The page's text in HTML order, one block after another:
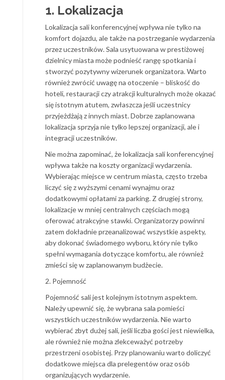
1. Lokalizacja
Lokalizacja sali konferencyjnej wpływa nie tylko na
komfort dojazdu, ale także na postrzeganie wydarzenia
przez uczestników. Sala usytuowana w prestiżowej
dzielnicy miasta może podnieść rangę spotkania i
stworzyć pozytywny wizerunek organizatora. Warto
również zwrócić uwagę na otoczenie – bliskość do
hoteli, restauracji czy atrakcji kulturalnych może okazać
się istotnym atutem, zwłaszcza jeśli uczestnicy
przyjeżdżają z innych miast. Dobrze zaplanowana
lokalizacja sprzyja nie tylko lepszej organizacji, ale i
integracji uczestników.
Nie można zapominać, że lokalizacja sali konferencyjnej
wpływa także na koszty organizacji wydarzenia.
Wybierając miejsce w centrum miasta, często trzeba
liczyć się z wyższymi cenami wynajmu oraz
dodatkowymi opłatami za parking. Z drugiej strony,
lokalizacje w mniej centralnych częściach mogą
oferować atrakcyjne stawki. Organizatorzy powinni
zatem dokładnie przeanalizować wszystkie aspekty,
aby dokonać świadomego wyboru, który nie tylko
spełni wymagania dotyczące komfortu, ale również
zmieści się w zaplanowanym budżecie.
2. Pojemność
Pojemność sali jest kolejnym istotnym aspektem.
Należy upewnić się, że wybrana sala pomieści
wszystkich uczestników wydarzenia. Nie warto
wybierać zbyt dużej sali, jeśli liczba gości jest niewielka,
ale również nie można zlekceważyć potrzeby
przestrzeni osobistej. Przy planowaniu warto doliczyć
dodatkowe miejsca dla prelegentów oraz osób
organizujących wydarzenie.